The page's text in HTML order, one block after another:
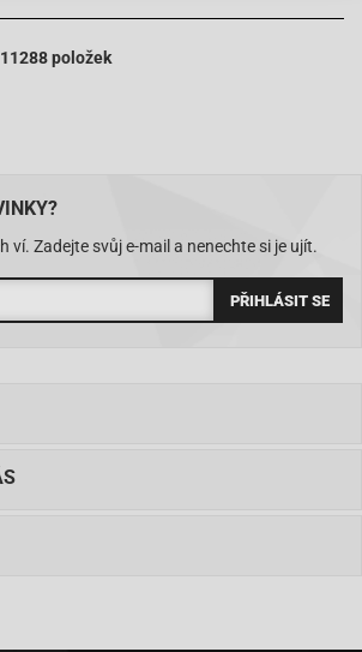
položek
ví. Zadejte svůj e-mail a nenechte si je ujít.